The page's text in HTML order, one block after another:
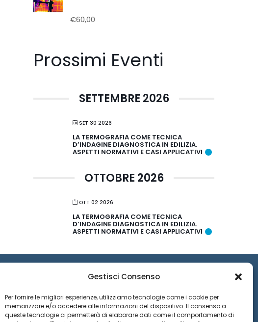
Gestisci Consenso
Per fornire le migliori esperienze, utilizziamo tecnologie come i cookie per
memorizzare e/o accedere alle informazioni del dispositivo. Il consenso a
queste tecnologie ci permetterà di elaborare dati come il comportamento di
Valutato
€60,00
Prossimi Eventi
SETTEMBRE 2026
SET 30 2026
LA TERMOGRAFIA COME TECNICA
D’INDAGINE DIAGNOSTICA IN EDILIZIA.
ASPETTI NORMATIVI E CASI APPLICATIVI
OTTOBRE 2026
OTT 02 2026
LA TERMOGRAFIA COME TECNICA
D’INDAGINE DIAGNOSTICA IN EDILIZIA.
ASPETTI NORMATIVI E CASI APPLICATIVI